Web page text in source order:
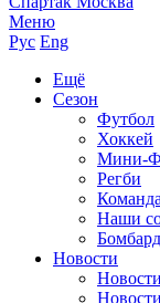
Меню
Рус Eng
Ещё
Сезон
Футбол
Хоккей
Мини-
Регби
Наши
Новости